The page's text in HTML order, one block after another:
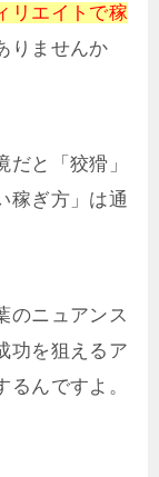
リエイトで稼
りませんか
と「狡猾」
稼ぎ方」は通
のニュアンス
功を狙えるア
んですよ。